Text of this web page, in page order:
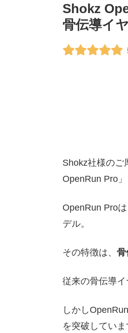
Shokz
骨伝導イ
Shokz社様のご
OpenRun Pro
OpenRun Proは
デル。
その特徴は、 骨
従来の骨伝導
しかし
を突破していま